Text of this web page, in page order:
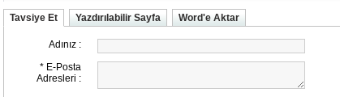
Tavsiye Et Yazdırılabilir Sayfa Word'e Aktar